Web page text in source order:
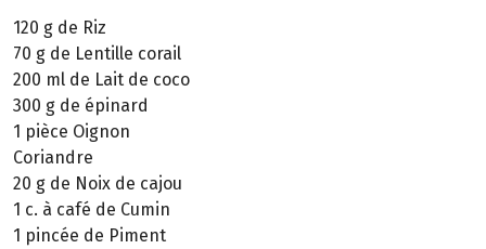
120 g de Riz
70 g de Lentille corail
200 ml de Lait de coco
300 g de épinard
1 pièce Oignon
Coriandre
20 g de Noix de cajou
1 c. à café de Cumin
1 pincée de Piment